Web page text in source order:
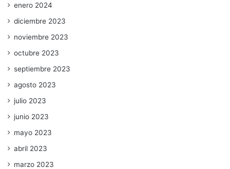
enero 2024
diciembre 2023
noviembre 2023
octubre 2023
septiembre 2023
agosto 2023
julio 2023
junio 2023
mayo 2023
abril 2023
marzo 2023